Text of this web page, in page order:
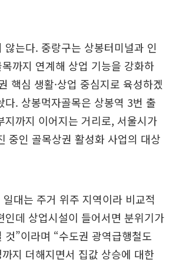
않는다. 중랑구는 상봉터미널과 인
까지 연계해 상업 기능을 강화하
핵심 생활·상업 중심지로 육성하겠
다. 상봉먹자골목은 상봉역 3번 출
지까지 이어지는 거리로, 서울시가
중인 골목상권 활성화 사업의 대상
대는 주거 위주 지역이라 비교적
인데 상업시설이 들어서면 분위기가
것”이라며 “수도권 광역급행철도
지 더해지면서 집값 상승에 대한